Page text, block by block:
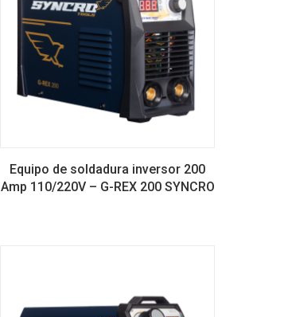
Equipo de soldadura inversor 200
Amp 110/220V – G-REX 200 SYNCRO